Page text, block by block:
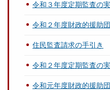
令和３年度定期監査の
令和２年度財政的援助
住民監査請求の手引き
令和２年度定期監査の
令和元年度財政的援助